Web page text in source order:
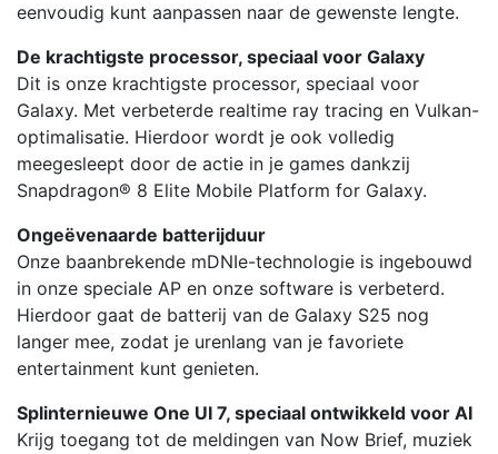
eenvoudig kunt aanpassen naar de gewenste lengte.
De krachtigste processor, speciaal voor Galaxy
Dit is onze krachtigste processor, speciaal voor
Galaxy. Met verbeterde realtime ray tracing en Vulkan-
optimalisatie. Hierdoor wordt je ook volledig
meegesleept door de actie in je games dankzij
Snapdragon® 8 Elite Mobile Platform for Galaxy.
Ongeëvenaarde batterijduur
Onze baanbrekende mDNIe-technologie is ingebouwd
in onze speciale AP en onze software is verbeterd.
Hierdoor gaat de batterij van de Galaxy S25 nog
langer mee, zodat je urenlang van je favoriete
entertainment kunt genieten.
Splinternieuwe One UI 7, speciaal ontwikkeld voor AI
Krijg toegang tot de meldingen van Now Brief, muziek